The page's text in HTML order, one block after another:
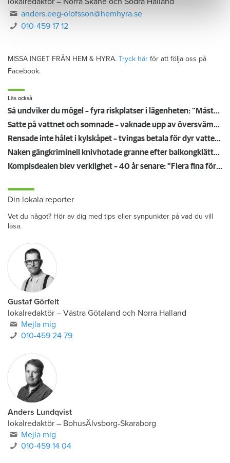
anders.eeg-olofsson@hemhyra.se
010-459 17 12
MISSA INGET FRÅN HEM & HYRA. Tryck här för att följa oss på
Facebook.
Läs också
Så undviker du mögel – fyra riskplatser i lägenheten: ”Måste städa bort”
Satte på vattnet och somnade – vaknade upp av översvämning hos grannen
Rensade inte hålet i kylskåpet – tvingas betala för dyr vattenskada
Naken gängkriminell knivhotade granne efter balkongklättring
Kompisdealen blev verklighet – 40 år senare: "Flera fina fördelar med att dela bostad"
Din lokala reporter
Vet du något? Hör av dig med tips eller synpunkter på vad du vill
läsa.
Gustaf Görfelt
lokalredaktör – Västra Götaland och Norra Halland
Mejla mig
010-459 24 79
Anders Lundqvist
lokalredaktör – BohusÄlvsborg-Skaraborg
Mejla mig
010-459 14 04